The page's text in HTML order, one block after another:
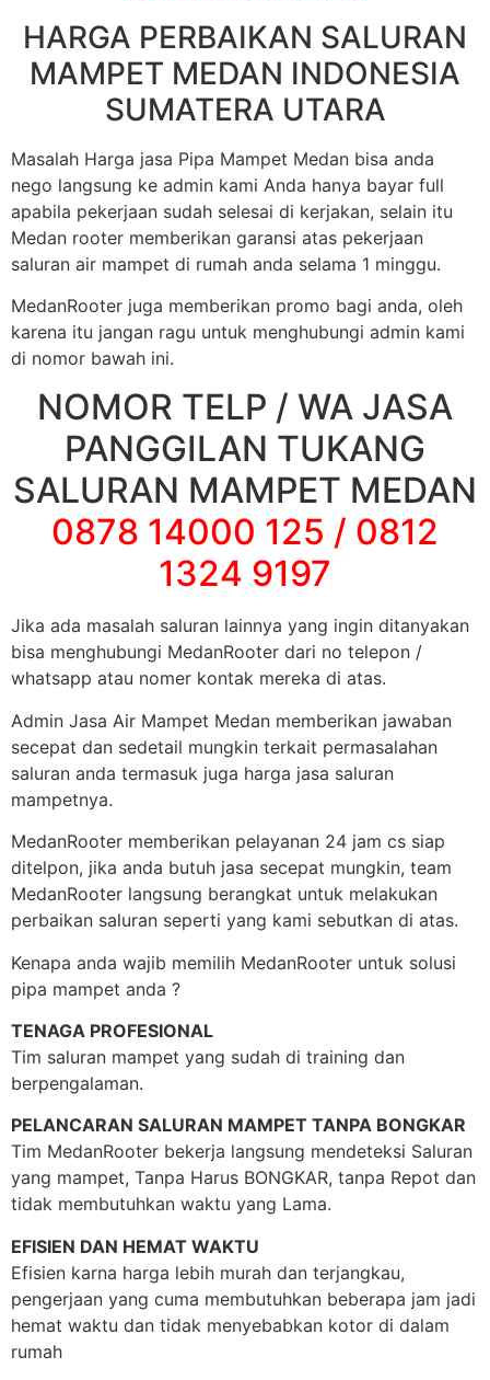
HARGA PERBAIKAN SALURAN
MAMPET MEDAN INDONESIA
SUMATERA UTARA
Masalah Harga jasa Pipa Mampet Medan bisa anda
nego langsung ke admin kami Anda hanya bayar full
apabila pekerjaan sudah selesai di kerjakan, selain itu
Medan rooter memberikan garansi atas pekerjaan
saluran air mampet di rumah anda selama 1 minggu.
MedanRooter juga memberikan promo bagi anda, oleh
karena itu jangan ragu untuk menghubungi admin kami
di nomor bawah ini.
NOMOR TELP / WA JASA
PANGGILAN TUKANG
SALURAN MAMPET MEDAN
0878 14000 125 / 0812
1324 9197
Jika ada masalah saluran lainnya yang ingin ditanyakan
bisa menghubungi MedanRooter dari no telepon /
whatsapp atau nomer kontak mereka di atas.
Admin Jasa Air Mampet Medan memberikan jawaban
secepat dan sedetail mungkin terkait permasalahan
saluran anda termasuk juga harga jasa saluran
mampetnya.
MedanRooter memberikan pelayanan 24 jam cs siap
ditelpon, jika anda butuh jasa secepat mungkin, team
MedanRooter langsung berangkat untuk melakukan
perbaikan saluran seperti yang kami sebutkan di atas.
Kenapa anda wajib memilih MedanRooter untuk solusi
pipa mampet anda ?
TENAGA PROFESIONAL
Tim saluran mampet yang sudah di training dan
berpengalaman.
PELANCARAN SALURAN MAMPET TANPA BONGKAR
Tim MedanRooter bekerja langsung mendeteksi Saluran
yang mampet, Tanpa Harus BONGKAR, tanpa Repot dan
tidak membutuhkan waktu yang Lama.
EFISIEN DAN HEMAT WAKTU
Efisien karna harga lebih murah dan terjangkau,
pengerjaan yang cuma membutuhkan beberapa jam jadi
hemat waktu dan tidak menyebabkan kotor di dalam
rumah